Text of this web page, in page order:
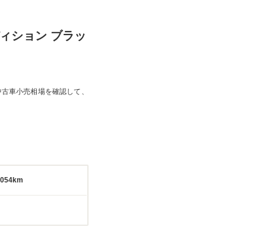
ション ブラッ
車小売相場を確認して、